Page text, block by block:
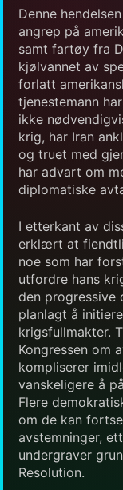
Denne
angrep på
samt fartøy fra
kjølvannet av
forlatt
tjenestemann
ikke
krig, har Iran
og truet med
har advart om
diplomatiske
I etterkant av
erklært at
noe som har
utfordre hans
den progressive
planlagt å
krigsfullmakter.
Kongressen om
kompliserer
vanskeligere å
Flere
om de kan
avstemninger,
undergraver
Resolution.